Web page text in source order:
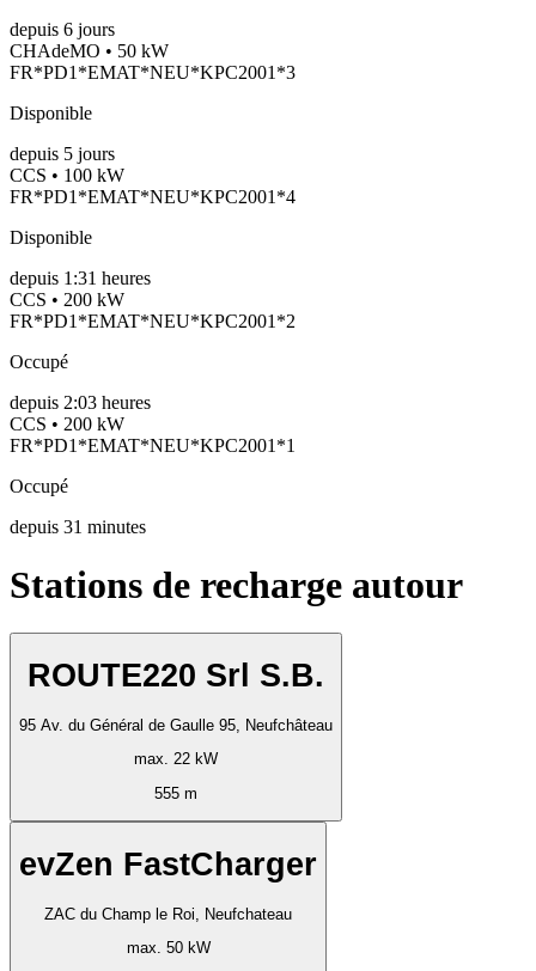
depuis 6 jours
CHAdeMO • 50 kW
FR*PD1*EMAT*NEU*KPC2001*3
Disponible
depuis 5 jours
CCS • 100 kW
FR*PD1*EMAT*NEU*KPC2001*4
Disponible
depuis 1:31 heures
CCS • 200 kW
FR*PD1*EMAT*NEU*KPC2001*2
Occupé
depuis 2:03 heures
CCS • 200 kW
FR*PD1*EMAT*NEU*KPC2001*1
Occupé
depuis 31 minutes
Stations de recharge autour
ROUTE220 Srl S.B.
95 Av. du Général de Gaulle 95, Neufchâteau
max. 22 kW
555 m
evZen FastCharger
ZAC du Champ le Roi, Neufchateau
max. 50 kW